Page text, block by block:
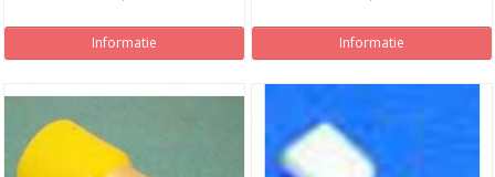
Informatie Informatie